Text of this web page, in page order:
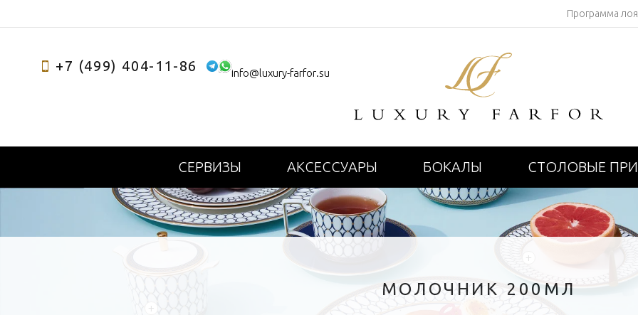
Программа
+7 (499) 404-11-86 info@luxury-farfor.su
СЕРВИЗЫ АКСЕССУАРЫ БОКАЛЫ СТОЛОВЫЕ
+
+
МОЛОЧНИК 200МЛ